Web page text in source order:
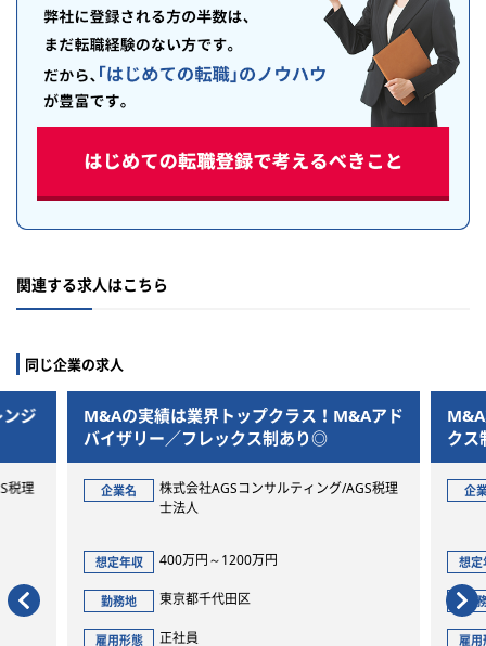
関連する求人はこちら
同じ企業の求人
業界トップクラス！M&Aアド
フレックス制あり◎
式会社AGSコンサルティング/AGS税理
万円～1200万円
京都千代田区
M&A業務に一気通貫して
クス制あり◎
企業名
株式会社AGSコンサ
500万円～1300万円
東京都千代田区